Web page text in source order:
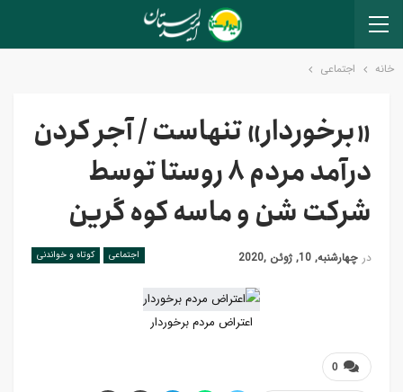
خانه اجتماعی
«برخوردار» تنهاست / آجر کردن
درآمد مردم ۸ روستا توسط
شرکت شن و ماسه کوه گرین
اجتماعی کوتاه و خواندنی در چهارشنبه, 10, ژوئن ,2020
اعتراض مردم برخوردار
0